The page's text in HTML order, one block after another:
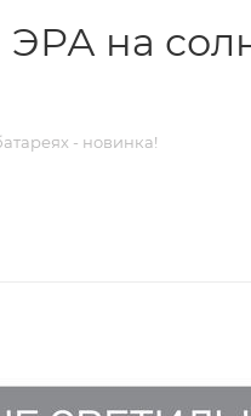
на
- новинка!